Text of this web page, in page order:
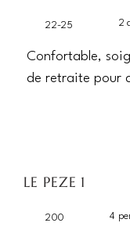
22-25 2
Confortable,
de retraite pour
LE PEZE 1
200 4